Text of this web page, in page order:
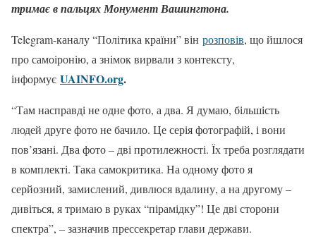
тримає в пальцях Монумент Вашингтона.
Telegram-каналу “Політика країни” він розповів, що йшлося
про самоіронію, а знімок вирвали з контексту,
інформує UAINFO.org.
“Там насправді не одне фото, а два. Я думаю, більшість
людей друге фото не бачило. Це серія фотографій, і вони
пов’язані. Два фото – дві протилежності. Їх треба розглядати
в комплекті. Така самокритика. На одному фото я
серйозний, замислений, дивлюся вдалину, а на другому –
дивіться, я тримаю в руках “пірамідку”! Це дві сторони
спектра”, – зазначив прессекретар глави держави.